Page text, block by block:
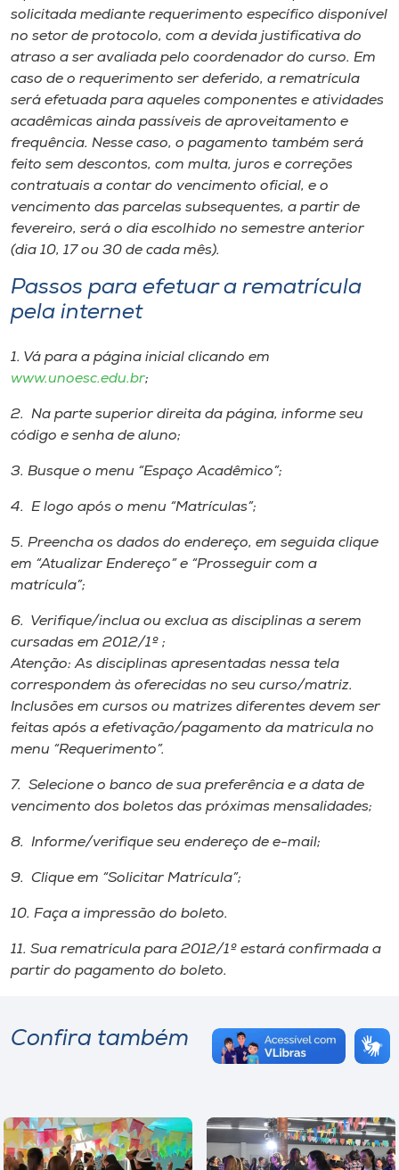
Unoesc
Store
Selecione
o idioma
A+
A-
solicitada mediante requerimento específico disponível
no setor de protocolo, com a devida justificativa do
atraso a ser avaliada pelo coordenador do curso. Em
caso de o requerimento ser deferido, a rematrícula
será efetuada para aqueles componentes e atividades
acadêmicas ainda passíveis de aproveitamento e
frequência. Nesse caso, o pagamento também será
feito sem descontos, com multa, juros e correções
contratuais a contar do vencimento oficial, e o
vencimento das parcelas subsequentes, a partir de
fevereiro, será o dia escolhido no semestre anterior
(dia 10, 17 ou 30 de cada mês).
Passos para efetuar a rematrícula
pela internet
1. Vá para a página inicial clicando em
www.unoesc.edu.br;
2. Na parte superior direita da página, informe seu
código e senha de aluno;
3. Busque o menu “Espaço Acadêmico”;
4. E logo após o menu “Matrículas”;
5. Preencha os dados do endereço, em seguida clique
em “Atualizar Endereço” e “Prosseguir com a
matrícula”;
6. Verifique/inclua ou exclua as disciplinas a serem
cursadas em 2012/1º ;
Atenção: As disciplinas apresentadas nessa tela
correspondem às oferecidas no seu curso/matriz.
Inclusões em cursos ou matrizes diferentes devem ser
feitas após a efetivação/pagamento da matricula no
menu “Requerimento”.
7. Selecione o banco de sua preferência e a data de
vencimento dos boletos das próximas mensalidades;
8. Informe/verifique seu endereço de e-mail;
9. Clique em “Solicitar Matrícula”;
10. Faça a impressão do boleto.
11. Sua rematrícula para 2012/1º estará confirmada a
partir do pagamento do boleto.
Confira também